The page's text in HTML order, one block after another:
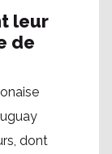
leur
de
dont